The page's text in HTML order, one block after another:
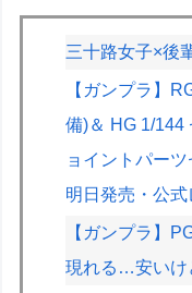
三十路女子×後
【ガンプラ】
備)＆ HG 1/144
ョイントパー
明日発売・公式
【ガンプラ】
現れる…安い